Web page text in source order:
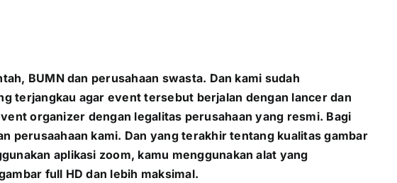
BUMN dan perusahaan swasta. Dan kami sudah
terjangkau agar event tersebut berjalan dengan lancer dan
organizer dengan legalitas perusahaan yang resmi. Bagi
perusaahaan kami. Dan yang terakhir tentang kualitas gambar
aplikasi zoom, kamu menggunakan alat yang
full HD dan lebih maksimal.